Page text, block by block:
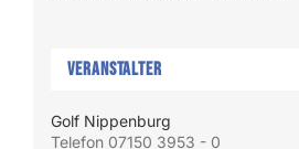
Veranstalter
Golf Nippenburg
Telefon 07150 3953 - 0